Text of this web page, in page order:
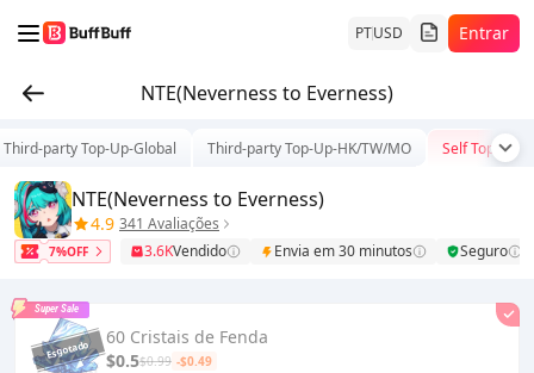
PTUSD Entrar
NTE(Neverness to Everness)
Third-party Top-Up-Global Third-party Top-Up-HK/TW/MO Self Top-Up
NTE(Neverness to Everness)
4.9 341 Avaliações
7%OFF 3.6KVendido Envia em 30 minutos Seguro
60 Cristais de Fenda
$0.5$0.99 -$0.49
Super Sale